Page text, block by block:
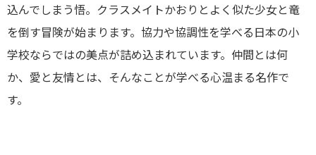
込んでしまう悟。クラスメイトかおりとよく似た少女と竜
を倒す冒険が始まります。協力や協調性を学べる日本の小
学校ならではの美点が詰め込まれています。仲間とは何
か、愛と友情とは、そんなことが学べる心温まる名作で
す。